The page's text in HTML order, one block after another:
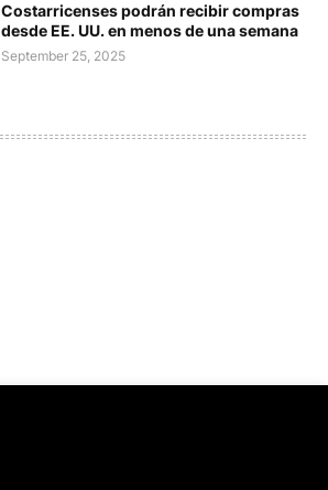
Costarricenses podrán recibir compras
desde EE. UU. en menos de una semana
September 25, 2025